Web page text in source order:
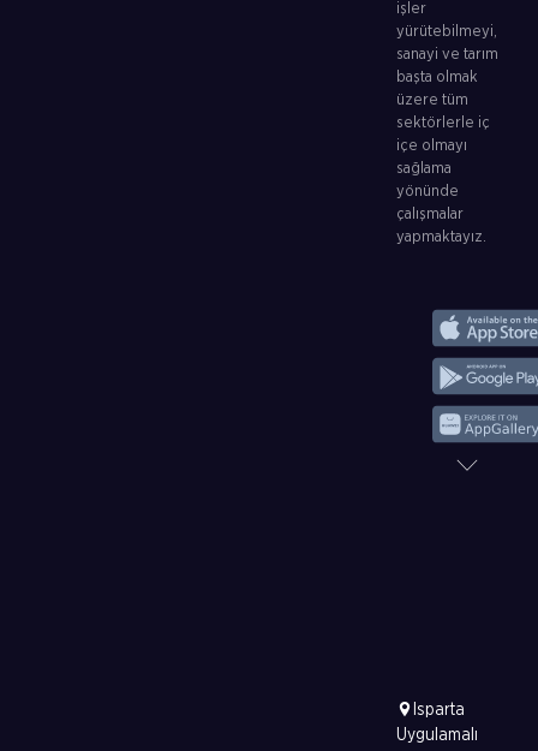
işler
yürütebilmeyi,
sanayi ve tarım
başta olmak
üzere tüm
sektörlerle iç
içe olmayı
sağlama
yönünde
çalışmalar
yapmaktayız.
Isparta
Uygulamalı